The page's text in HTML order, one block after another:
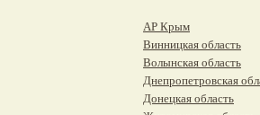
АР Крым
Винницкая область
Волынская область
Днепропетровская
Донецкая область